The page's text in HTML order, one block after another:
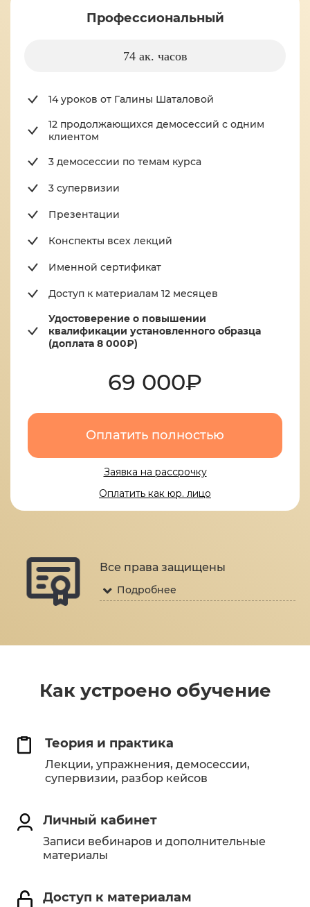
Профессиональный
74 ак. часов
14 уроков от Галины Шаталовой
12 продолжающихся демосессий с одним
клиентом
3 демосессии по темам курса
3 супервизии
Презентации
Конспекты всех лекций
Именной сертификат
Доступ к материалам 12 месяцев
Удостоверение о повышении
квалификации установленного образца
(доплата 8 000₽)
69 000₽
Оплатить полностью
Заявка на рассрочку
Оплатить как юр. лицо
Все права защищены
Подробнее
Как устроено обучение
Теория и практика
Лекции, упражнения, демосессии,
супервизии, разбор кейсов
Личный кабинет
Записи вебинаров и дополнительные
материалы
Доступ к материалам